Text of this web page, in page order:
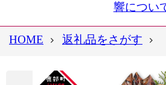
響につい
HOME 返礼品をさがす